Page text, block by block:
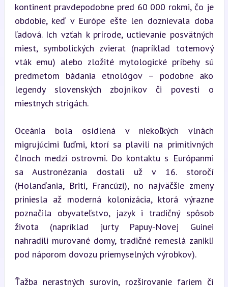
kontinent pravdepodobne pred 60 000 rokmi, čo je
obdobie, keď v Európe ešte len doznievala doba
ľadová. Ich vzťah k prírode, uctievanie posvätných
miest, symbolických zvierat (napríklad totemový
vták emu) alebo zložité mytologické príbehy sú
predmetom bádania etnológov – podobne ako
legendy slovenských zbojníkov či povesti o
miestnych strigách.
Oceánia bola osídlená v niekoľkých vlnách
migrujúcimi ľuďmi, ktorí sa plavili na primitivných
člnoch medzi ostrovmi. Do kontaktu s Európanmi
sa Austronézania dostali už v 16. storočí
(Holanďania, Briti, Francúzi), no najväčšie zmeny
priniesla až moderná kolonizácia, ktorá výrazne
poznačila obyvateľstvo, jazyk i tradičný spôsob
života (napríklad jurty Papuy-Novej Guinei
nahradili murované domy, tradičné remeslá zanikli
pod náporom dovozu priemyselných výrobkov).
Ťažba nerastných surovín, rozširovanie fariem či